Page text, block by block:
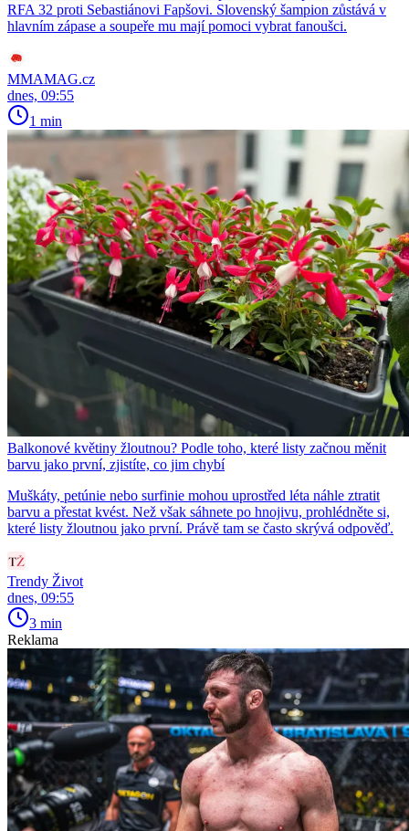
RFA 32 proti Sebastiánovi Fapšovi. Slovenský šampion zůstává v
hlavním zápase a soupeře mu mají pomoci vybrat fanoušci.
MMAMAG.cz
dnes, 09:55
1 min
Balkonové květiny žloutnou? Podle toho, které listy začnou měnit
barvu jako první, zjistíte, co jim chybí
Muškáty, petúnie nebo surfinie mohou uprostřed léta náhle ztratit
barvu a přestat kvést. Než však sáhnete po hnojivu, prohlédněte si,
které listy žloutnou jako první. Právě tam se často skrývá odpověď.
Trendy Život
dnes, 09:55
3 min
Reklama